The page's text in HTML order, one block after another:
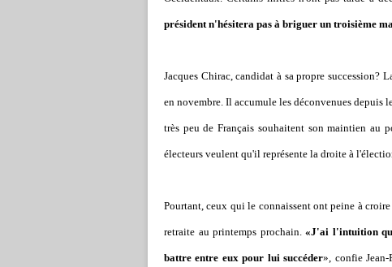
président n'hésitera pas à briguer un troisième
Jacques Chirac, candidat à sa propre succession?
en novembre. Il accumule les déconvenues
très peu de Français souhaitent son maintien au
électeurs veulent qu'il représente la droite à
Pourtant, ceux qui le connaissent ont peine à
retraite au printemps prochain. «J'ai l'intuition
battre entre eux pour lui succéder», confie